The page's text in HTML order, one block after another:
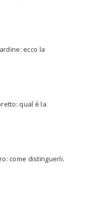
ecco la
qual è la
come distinguerli.